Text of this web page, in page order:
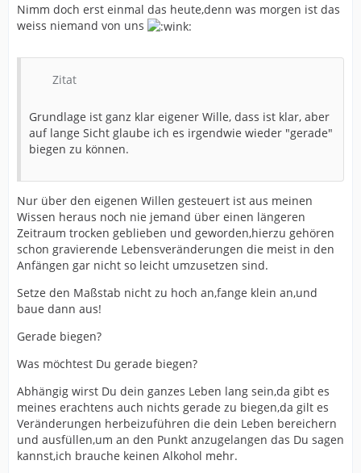
Nimm doch erst einmal das heute,denn was morgen ist das
weiss niemand von uns
Zitat
Grundlage ist ganz klar eigener Wille, dass ist klar, aber
auf lange Sicht glaube ich es irgendwie wieder "gerade"
biegen zu können.
Nur über den eigenen Willen gesteuert ist aus meinen
Wissen heraus noch nie jemand über einen längeren
Zeitraum trocken geblieben und geworden,hierzu gehören
schon gravierende Lebensveränderungen die meist in den
Anfängen gar nicht so leicht umzusetzen sind.
Setze den Maßstab nicht zu hoch an,fange klein an,und
baue dann aus!
Gerade biegen?
Was möchtest Du gerade biegen?
Abhängig wirst Du dein ganzes Leben lang sein,da gibt es
meines erachtens auch nichts gerade zu biegen,da gilt es
Veränderungen herbeizuführen die dein Leben bereichern
und ausfüllen,um an den Punkt anzugelangen das Du sagen
kannst,ich brauche keinen Alkohol mehr.